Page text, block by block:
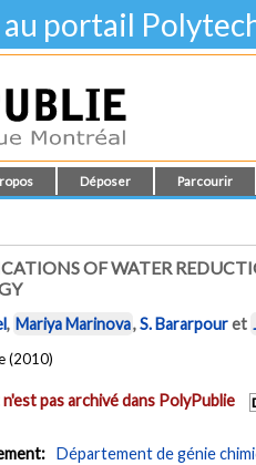
portail
Déposer Parcourir
OF WATER
, Mariya Marinova,S. Bararpouret
(2010)
pas archivé dans PolyPublie
Département de génie